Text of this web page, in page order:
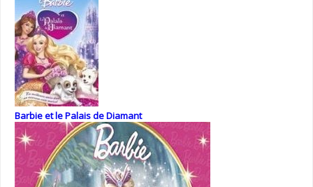
Barbie et le Palais de Diamant